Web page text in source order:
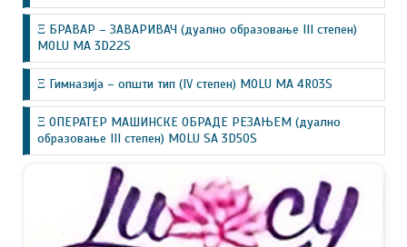
Ξ БРАВАР – ЗАВАРИВАЧ (дуално образовање III степен)
MOLU MA 3D22S
Ξ Гимназија – општи тип (IV степен) MOLU MA 4R03S
Ξ ОПЕРАТЕР МАШИНСКЕ ОБРАДЕ РЕЗАЊЕМ (дуално
образовање III степен) MOLU SA 3D50S